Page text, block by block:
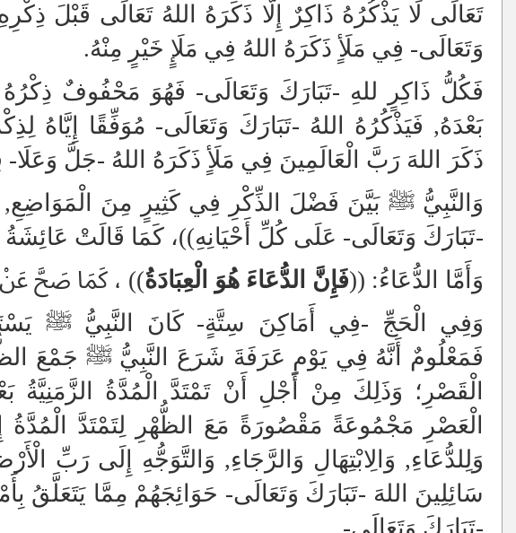
تَعَالَى لَا يَذْكُرُهُ ذَاكِرٌ إِلَّا ذَكَرَهُ اللهُ تَعَالَى قَبْلَ
وَتَعَالَى- فِي مَلَأٍ ذَكَرَهُ اللهُ فِي مَلَإٍ خَيْرٍ مِنْهُ.
فَكُلُّ ذَاكِرٍ للهِ -تَبَارَكَ وَتَعَالَى- فَهُوَ مَحْفُوفٌ ذِكْرُهُ
بَعْدَهُ, فَيَذْكُرُهُ اللهُ -تَبَارَكَ وَتَعَالَى- مُوَفِّقًا إِيَّاهُ
ذَكَرَ اللهَ رَبَّ الْعَالَمِينَ فِي مَلَأٍ ذَكَرَهُ اللهُ -جَلَّ
وَالنَّبِيُّ ﷺ بَيَّنَ فَضْلَ الذِّكْرِ فِي كَثِيرٍ مِنَ الْمَوَاضِعِ,
-تَبَارَكَ وَتَعَالَى- عَلَى كُلِّ أَحْيَانِهِ))، كَمَا قَالَتْ
وَأَمَّا الدُّعَاءُ: ((فَإِنَّ الدُّعَاءَ هُوَ الْعِبَادَةُ)) ، كَمَا صَحَّ
وَفِي الْحَجِّ -فِي أَمَاكِنَ سِتَّةٍ- كَانَ النَّبِيُّ ﷺ
فَمَعْلُومٌ أَنَّهُ فِي يَوْمِ عَرَفَةَ شَرَعَ النَّبِيُّ ﷺ جَمْعَ
الْقَصْرِ؛ وَذَلِكَ مِنْ أَجْلِ أَنْ تَمْتَدَّ الْمُدَّةُ الزَّمَنِيَّةُ
الْعَصْرِ مَجْمُوعَةً مَقْصُورَةً مَعَ الظُّهْرِ لِتَمْتَدَّ
وَلِلدُّعَاءِ, وَالِابْتِهَالِ وَالرَّجَاءِ, وَالتَّوَجُّهِ إِلَى رَبِّ
سَائِلِينَ اللهَ -تَبَارَكَ وَتَعَالَى- حَوَائِجَهُمْ مِمَّا يَتَعَلَّقُ
-تَبَارَكَ وَتَعَالَى-.